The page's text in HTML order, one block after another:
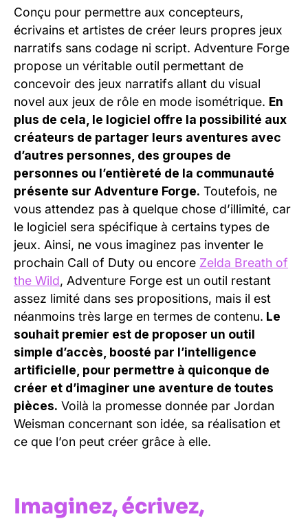
Conçu pour permettre aux concepteurs,
écrivains et artistes de créer leurs propres jeux
narratifs sans codage ni script. Adventure Forge
propose un véritable outil permettant de
concevoir des jeux narratifs allant du visual
novel aux jeux de rôle en mode isométrique. En
plus de cela, le logiciel offre la possibilité aux
créateurs de partager leurs aventures avec
d’autres personnes, des groupes de
personnes ou l’entièreté de la communauté
présente sur Adventure Forge. Toutefois, ne
vous attendez pas à quelque chose d’illimité, car
le logiciel sera spécifique à certains types de
jeux. Ainsi, ne vous imaginez pas inventer le
prochain Call of Duty ou encore Zelda Breath of
the Wild, Adventure Forge est un outil restant
assez limité dans ses propositions, mais il est
néanmoins très large en termes de contenu. Le
souhait premier est de proposer un outil
simple d’accès, boosté par l’intelligence
artificielle, pour permettre à quiconque de
créer et d’imaginer une aventure de toutes
pièces. Voilà la promesse donnée par Jordan
Weisman concernant son idée, sa réalisation et
ce que l’on peut créer grâce à elle.
Imaginez, écrivez,